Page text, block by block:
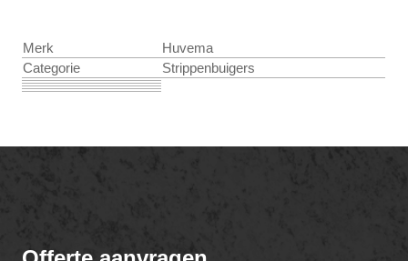
Merk
Huvema
Categorie
Strippenbuigers